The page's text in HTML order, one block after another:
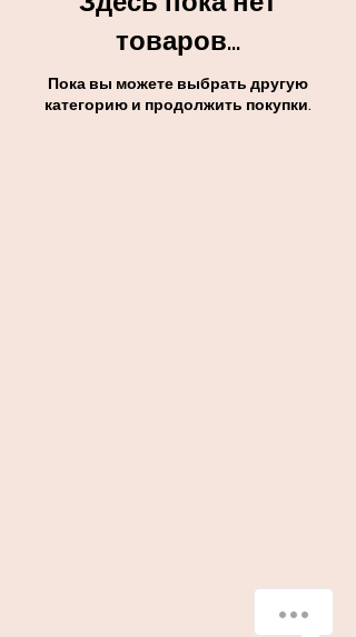
товаров...
Пока вы можете выбрать другую
категорию и продолжить покупки.